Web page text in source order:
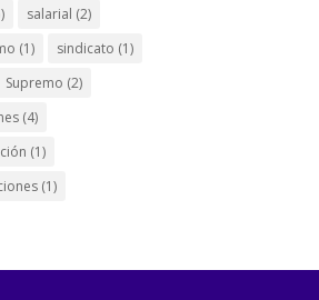
salarial (2)
(1) sindicato (1)
Supremo (2)
(4)
(1)
(1)